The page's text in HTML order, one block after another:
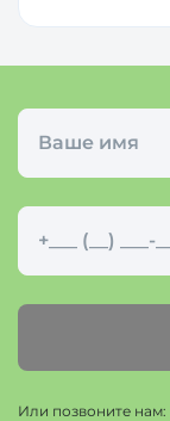
Или позвоните нам: